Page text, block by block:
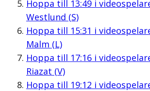
Hoppa till 13:49i
Westlund (S)
Hoppa till 15:31 i
Malm (L)
Hoppa till 17:16i
Riazat (V)
Hoppa till 19:12 i